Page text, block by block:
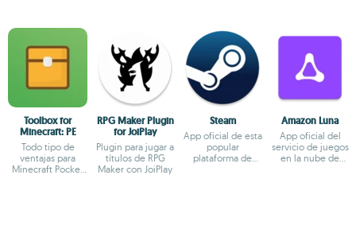
Toolbox for
Minecraft: PE
Todo tipo de
ventajas para
Minecraft Pocket
RPG Maker Plugin
for JoiPlay
Plugin para jugar a
títulos de RPG
Maker con JoiPlay
Steam
App oficial de esta
popular
plataforma de
Amazon Luna
App oficial del
servicio de juegos
en la nube de